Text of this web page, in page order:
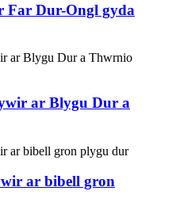
Far Dur-Ongl gyda
ar Blygu Dur a
ar bibell gron